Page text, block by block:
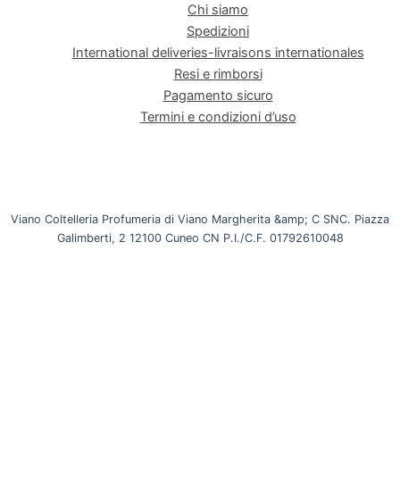
Chi siamo
Spedizioni
International deliveries-livraisons internationales
Resi e rimborsi
Pagamento sicuro
Termini e condizioni d’uso
Viano Coltelleria Profumeria di Viano Margherita &amp; C SNC. Piazza
Galimberti, 2 12100 Cuneo CN P.I./C.F. 01792610048